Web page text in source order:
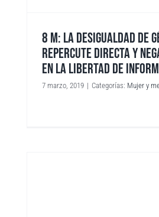
8 M: LA DESIGUALDAD DE
REPERCUTE DIRECTA Y
EN LA LIBERTAD DE
7 marzo, 2019 | Categorías: Mujer y